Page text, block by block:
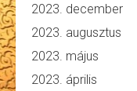
2023. december
2023. augusztus
2023. május
2023. április